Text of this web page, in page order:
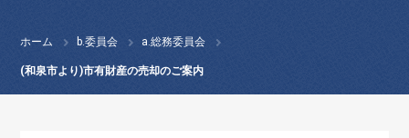
ホーム b.委員会 a.総務委員会
(和泉市より)市有財産の売却のご案内